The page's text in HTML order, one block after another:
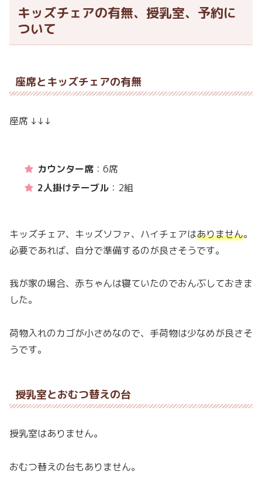
キッズチェアの有無、授乳室、予約に
ついて
座席とキッズチェアの有無
座席 ↓↓↓
カウンター席 ：6席
2人掛けテーブル ：2組
キッズチェア、キッズソファ、ハイチェアはありません。
必要であれば、自分で準備するのが良さそうです。
我が家の場合、赤ちゃんは寝ていたのでおんぶしておきま
した。
荷物入れのカゴが小さめなので、手荷物は少なめが良さそ
うです。
授乳室とおむつ替えの台
授乳室はありません。
おむつ替えの台もありません。